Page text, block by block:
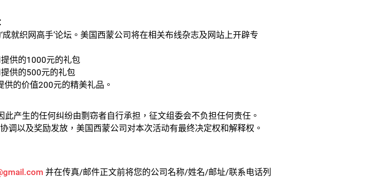
就织网高手’论坛。美国西蒙公司将在相关布线杂志及网站上开辟专
供的1000元的礼包
供的500元的礼包
的价值200元的精美礼品。
产生的任何纠纷由剽窃者自行承担，征文组委会不负担任何责任。
调以及奖励发放，美国西蒙公司对本次活动有最终决定权和解释权。
并在传真/邮件正文前将您的公司名称/姓名/邮址/联系电话列